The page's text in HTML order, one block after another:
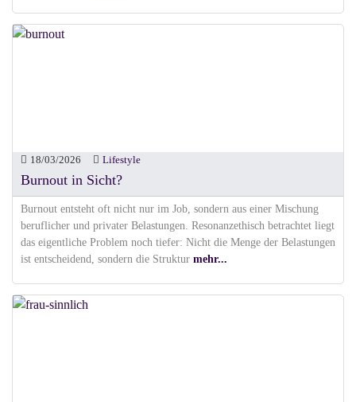
18/03/2026 Lifestyle
Burnout in Sicht?
Burnout entsteht oft nicht nur im Job, sondern aus einer Mischung
beruflicher und privater Belastungen. Resonanzethisch betrachtet liegt
das eigentliche Problem noch tiefer: Nicht die Menge der Belastungen
ist entscheidend, sondern die Struktur mehr...